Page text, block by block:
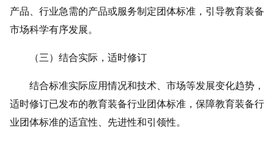
产品、行业急需的产品或服务制定团体标准，引导教育装备
市场科学有序发展。
（三）结合实际，适时修订
结合标准实际应用情况和技术、市场等发展变化趋势，
适时修订已发布的教育装备行业团体标准，保障教育装备行
业团体标准的适宜性、先进性和引领性。